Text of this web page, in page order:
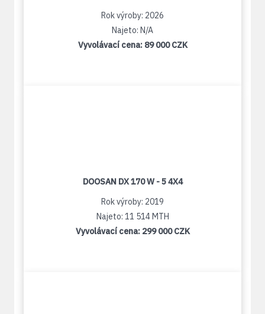
Rok výroby: 2026
Najeto: N/A
Vyvolávací cena: 89 000 CZK
DOOSAN DX 170 W - 5 4X4
Rok výroby: 2019
Najeto: 11 514 MTH
Vyvolávací cena: 299 000 CZK